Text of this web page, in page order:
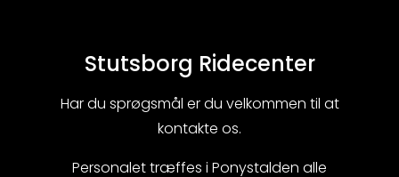
Stutsborg Ridecenter
Har du sprøgsmål er du velkommen til at
kontakte os.
Personalet træffes i Ponystalden alle